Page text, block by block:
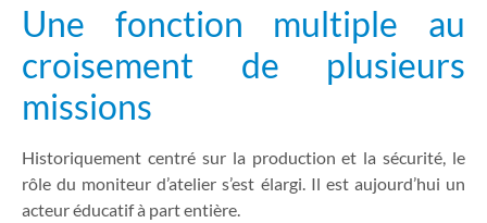
Une fonction multiple au
croisement de plusieurs
missions
Historiquement centré sur la production et la sécurité, le
rôle du moniteur d’atelier s’est élargi. Il est aujourd’hui un
acteur éducatif à part entière.